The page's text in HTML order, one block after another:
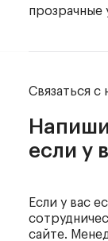
прозрачные
Связаться с
если у
Если у вас
сайте.